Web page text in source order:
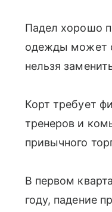
Падел хорошо
одежды может
нельзя
Корт требует
тренеров и
привычного
В первом
году, падение